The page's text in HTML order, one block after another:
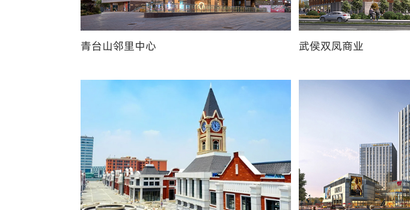
青台山邻里中心 武侯双凤商业